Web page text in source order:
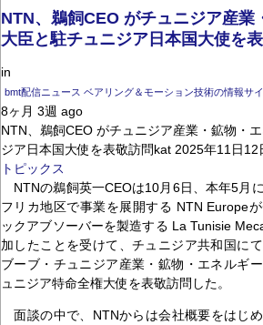
NTN、鵜飼CEO がチュニジア産業
大臣と駐チュニジア日本国大使を
in
bmt配信ニュース ベアリング＆モーション技術の情報サ
8ヶ月 3週 ago
NTN、鵜飼CEO がチュニジア産業・鉱物・
ジア日本国大使を表敬訪問kat 2025年11日12
トピックス
NTNの鵜飼英一CEOは10月6日、本年5月
フリカ地区で事業を展開する NTN Europe
ックアブソーバーを製造する La Tunisie
加したことを受けて、チュニジア共和国に
ブーブ・チュニジア産業・鉱物・エネルギ
ュニジア特命全権大使を表敬訪問した。
面談の中で、NTNからは会社概要をはじ